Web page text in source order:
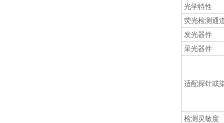
光学特性
荧光检测通
发光器件
采光器件
适配探针或
检测灵敏度